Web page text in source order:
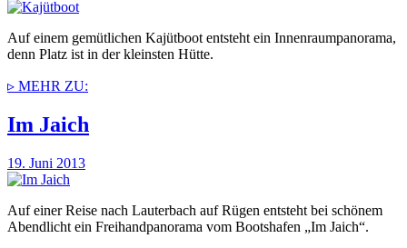
Auf einem gemütlichen Kajütboot entsteht ein Innenraumpanorama,
denn Platz ist in der kleinsten Hütte.
▹ MEHR ZU:
Im Jaich
19. Juni 2013
Auf einer Reise nach Lauterbach auf Rügen entsteht bei schönem
Abendlicht ein Freihandpanorama vom Bootshafen „Im Jaich“.